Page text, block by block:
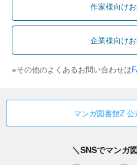
作家様向け
企業様向け
※その他のよくあるお問い合わせは
マンガ図書館Z
＼SNSでマンガ